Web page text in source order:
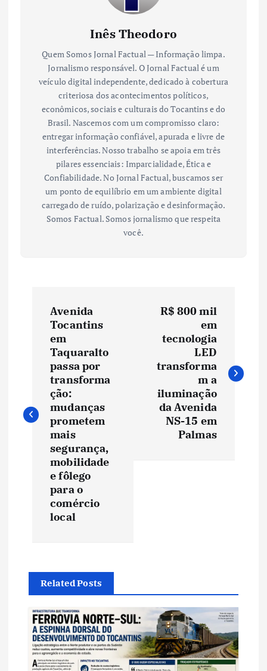
Inês Theodoro
Quem Somos Jornal Factual — Informação limpa.
Jornalismo responsável. O Jornal Factual é um
veículo digital independente, dedicado à cobertura
criteriosa dos acontecimentos políticos,
econômicos, sociais e culturais do Tocantins e do
Brasil. Nascemos com um compromisso claro:
entregar informação confiável, apurada e livre de
interferências. Nosso trabalho se apoia em três
pilares essenciais: Imparcialidade, Ética e
Confiabilidade. No Jornal Factual, buscamos ser
um ponto de equilíbrio em um ambiente digital
carregado de ruído, polarização e desinformação.
Somos Factual. Somos jornalismo que respeita
você.
g
d
e
P
o
Avenida
Tocantins
em
Taquaralto
passa por
transforma
ção:
mudanças
prometem
mais
segurança,
mobilidade
e fôlego
para o
comércio
local
R$ 800 mil
em
tecnologia
LED
transforma
m a
iluminação
da Avenida
NS-15 em
Palmas
Related Posts